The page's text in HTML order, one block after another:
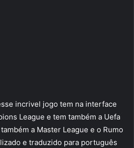
incrivel jogo tem na interface
League e tem também a Uefa
a Master League e o Rumo
e traduzido para português